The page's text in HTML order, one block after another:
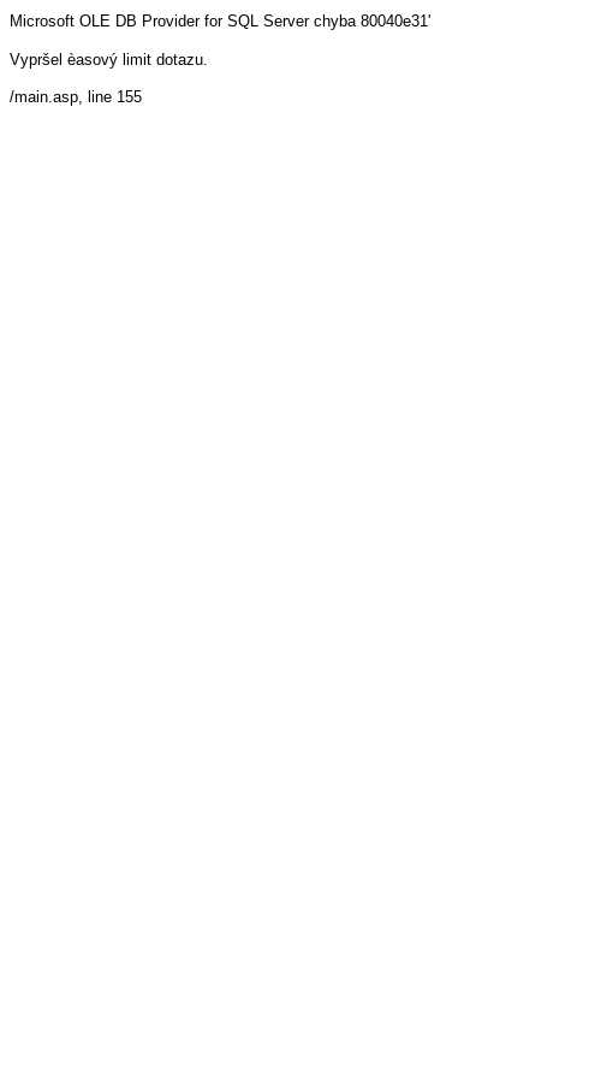
Microsoft OLE DB Provider for SQL Server chyba 80040e31'
Vypršel èasový limit dotazu.
/main.asp, line 155